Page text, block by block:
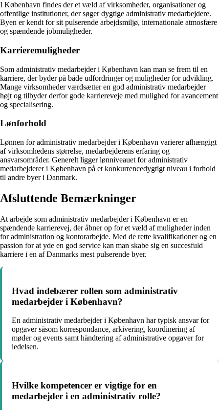
I København findes der et væld af virksomheder, organisationer og
offentlige institutioner, der søger dygtige administrativ medarbejdere.
Byen er kendt for sit pulserende arbejdsmiljø, internationale atmosfære
og spændende jobmuligheder.
Karrieremuligheder
Som administrativ medarbejder i København kan man se frem til en
karriere, der byder på både udfordringer og muligheder for udvikling.
Mange virksomheder værdsætter en god administrativ medarbejder
højt og tilbyder derfor gode karriereveje med mulighed for avancement
og specialisering.
Lønforhold
Lønnen for administrativ medarbejder i København varierer afhængigt
af virksomhedens størrelse, medarbejderens erfaring og
ansvarsområder. Generelt ligger lønniveauet for administrativ
medarbejderer i København på et konkurrencedygtigt niveau i forhold
til andre byer i Danmark.
Afsluttende Bemærkninger
At arbejde som administrativ medarbejder i København er en
spændende karrierevej, der åbner op for et væld af muligheder inden
for administration og kontorarbejde. Med de rette kvalifikationer og en
passion for at yde en god service kan man skabe sig en succesfuld
karriere i en af Danmarks mest pulserende byer.
Hvad indebærer rollen som administrativ
medarbejder i København?
En administrativ medarbejder i København har typisk ansvar for
opgaver såsom korrespondance, arkivering, koordinering af
møder og events samt håndtering af administrative opgaver for
ledelsen.
Hvilke kompetencer er vigtige for en
medarbejder i en administrativ rolle?